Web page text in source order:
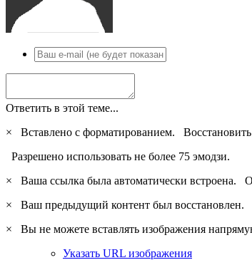
Ответить в этой теме...
×
Вставлено с форматированием.
Разрешено использовать не более 75 эмодзи.
×
Ваша ссылка была автоматически встроена.
×
Ваш предыдущий контент был восстановлен.
×
Вы не можете вставлять изображения
Указать URL изображения